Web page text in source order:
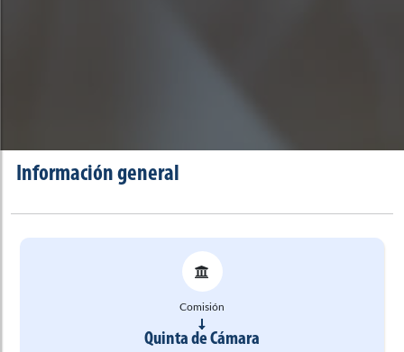
Información general
Comisión
Quinta de Cámara